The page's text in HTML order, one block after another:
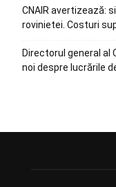
CNAIR avertizează:
rovinietei. Costuri
Directorul general al
noi despre lucrările